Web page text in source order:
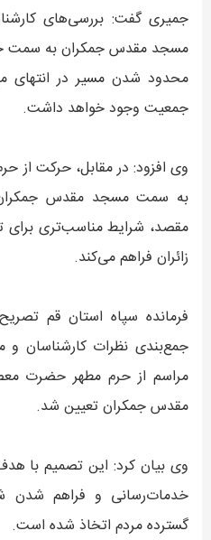
جمیری گفت: بررسی‌های
مسجد مقدس جمکران به سمت
محدود شدن مسیر در انتهای
جمعیت وجود خواهد داشت.
وی افزود: در مقابل، حرکت
به سمت مسجد مقدس
مقصد، شرایط مناسب‌تری برای
زائران فراهم می‌کند.
فرمانده سپاه استان قم
جمع‌بندی نظرات کارشناسان و
مراسم از حرم مطهر حضرت
مقدس جمکران تعیین شد.
وی بیان کرد: این تصمیم با
خدمات‌رسانی و فراهم شدن
گسترده مردم اتخاذ شده است.